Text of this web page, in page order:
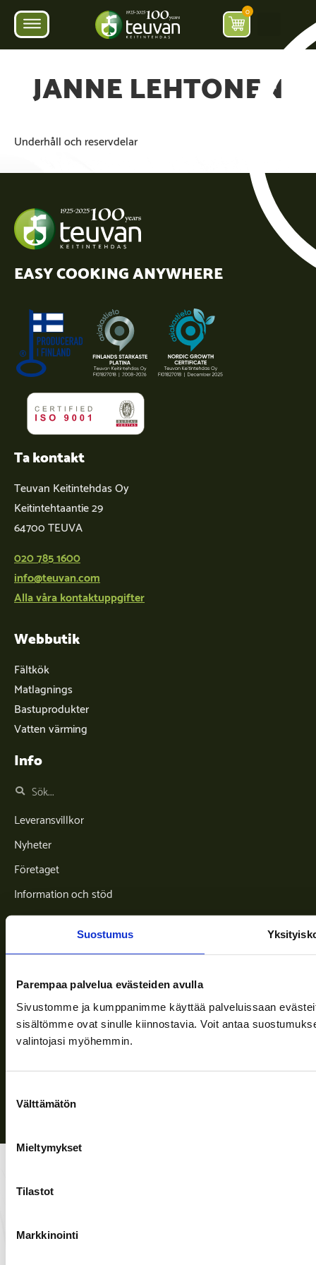
Suostumus
Parempaa palvelua evästeiden avulla
Sivustomme ja kumppanimme käyttää palveluissaan
sisältömme ovat sinulle kiinnostavia. Voit antaa
valintojasi myöhemmin.
valinta
Välttämätön
Mieltymykset
Tilastot
Markkinointi
0
JANNE LEHTONEN
Underhåll och reservdelar
EASY COOKING ANYWHERE
Ta kontakt
Teuvan Keitintehdas Oy
Keitintehtaantie 29
64700 TEUVA
020 785 1600
info@teuvan.com
Alla våra kontaktuppgifter
Webbutik
Fältkök
Matlagnings
Bastuprodukter
Vatten värming
Info
Leveransvillkor
Nyheter
Företaget
Information och stöd
Följ oss
Sekretesspolicy| (c) Teuvan Keitintehdas